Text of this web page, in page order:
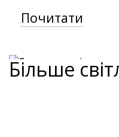
Почитати
Більше